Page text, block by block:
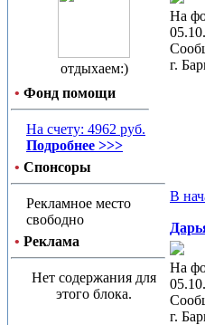
отдыхаем:)
• Фонд помощи
На счету: 4962 руб.
Подробнее >>>
• Спонсоры
Рекламное место
свободно
• Реклама
Нет содержания для
этого блока.
На
г.
В
На
г.